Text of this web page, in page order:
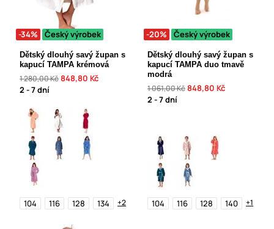
-34% Český výrobek
Dětský dlouhý savý župan s
kapucí TAMPA krémová
1 280,00 Kč848,80 Kč
2 - 7 dní
104 116 128 134 +2
-20% Český výrobek
Dětský dlouhý savý župan s
kapucí TAMPA duo tmavě
modrá
1 061,00 Kč848,80 Kč
2 - 7 dní
104 116 128 140 +1